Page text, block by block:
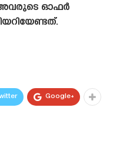
അവരുടെ ഓഫർ
Google+